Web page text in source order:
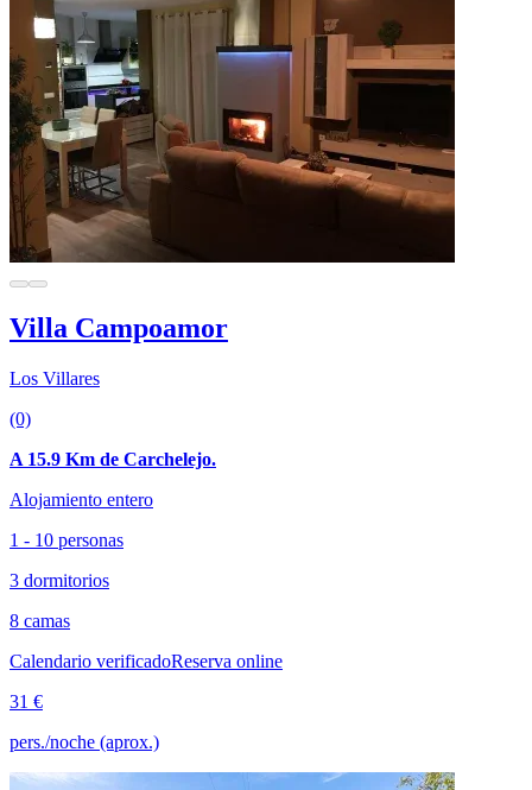
Villa Campoamor
Los Villares
(0)
A 15.9 Km de Carchelejo.
Alojamiento entero
1 - 10 personas
3 dormitorios
8 camas
Calendario verificadoReserva online
31 €
pers./noche (aprox.)